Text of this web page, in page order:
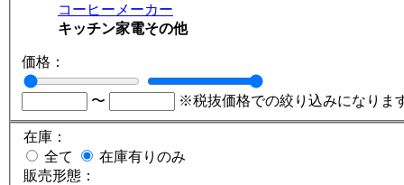
コーヒーメーカー
キッチン家電その他
価格：
〜 ※税抜価格での絞り込みになりま
在庫：
全て
在庫有りのみ
販売形態：